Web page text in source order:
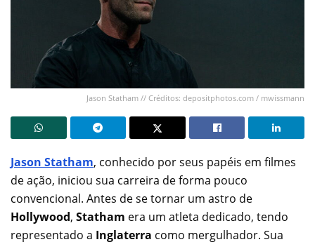
Jason Statham // Créditos: depositphotos.com / mwissmann
Jason Statham, conhecido por seus papéis em filmes
de ação, iniciou sua carreira de forma pouco
convencional. Antes de se tornar um astro de
Hollywood, Statham era um atleta dedicado, tendo
representado a Inglaterra como mergulhador. Sua